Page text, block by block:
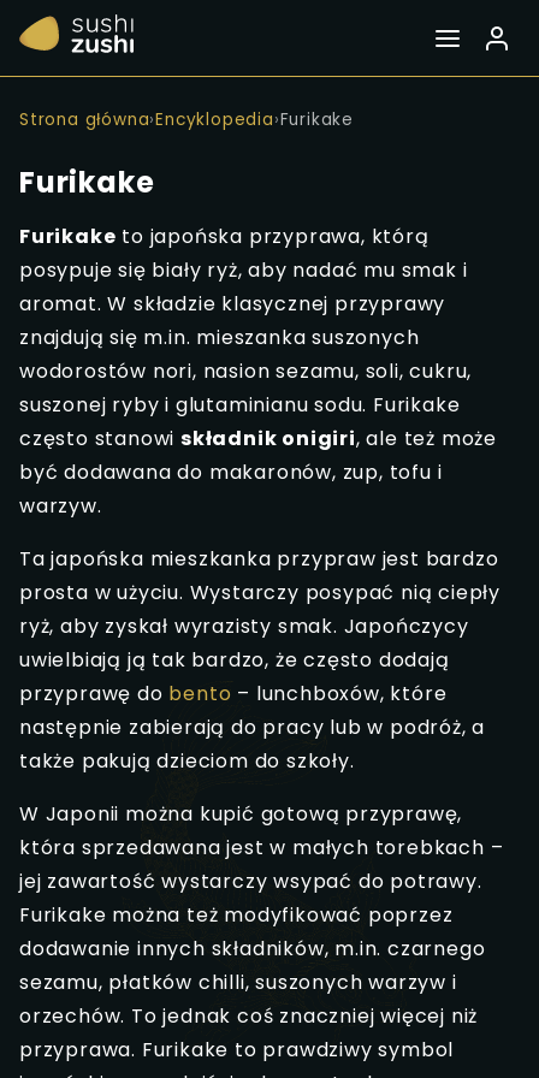
Strona główna›Encyklopedia›Furikake
Furikake
Furikake to japońska przyprawa, którą
posypuje się biały ryż, aby nadać mu smak i
aromat. W składzie klasycznej przyprawy
znajdują się m.in. mieszanka suszonych
wodorostów nori, nasion sezamu, soli, cukru,
suszonej ryby i glutaminianu sodu. Furikake
często stanowi składnik onigiri, ale też może
być dodawana do makaronów, zup, tofu i
warzyw.
Ta japońska mieszkanka przypraw jest bardzo
prosta w użyciu. Wystarczy posypać nią ciepły
ryż, aby zyskał wyrazisty smak. Japończycy
uwielbiają ją tak bardzo, że często dodają
przyprawę do bento – lunchboxów, które
następnie zabierają do pracy lub w podróż, a
także pakują dzieciom do szkoły.
W Japonii można kupić gotową przyprawę,
która sprzedawana jest w małych torebkach –
jej zawartość wystarczy wsypać do potrawy.
Furikake można też modyfikować poprzez
dodawanie innych składników, m.in. czarnego
sezamu, płatków chilli, suszonych warzyw i
orzechów. To jednak coś znaczniej więcej niż
przyprawa. Furikake to prawdziwy symbol